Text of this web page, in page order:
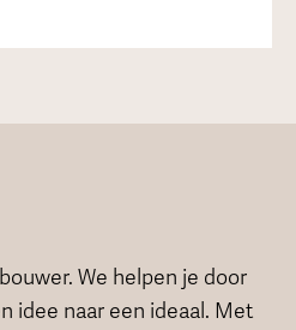
We helpen je door
idee naar een ideaal. Met